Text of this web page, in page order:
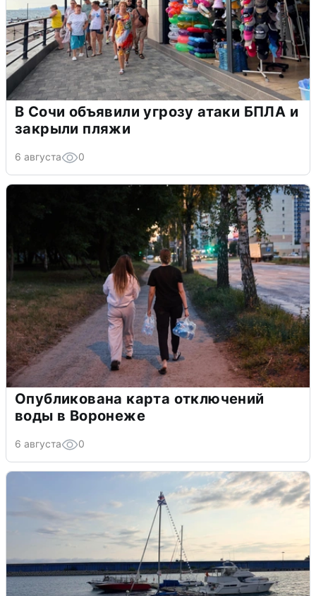
В Сочи объявили угрозу атаки БПЛА и
закрыли пляжи
6 августа 0
Опубликована карта отключений
воды в Воронеже
6 августа 0